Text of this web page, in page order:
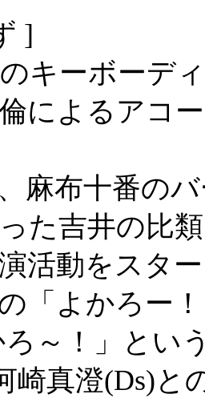
]
のキーボーデ
によるアコ
麻布十番の
た吉井の比
活動をスタ
「よかろー
ろ～！」とい
崎真澄(Ds)